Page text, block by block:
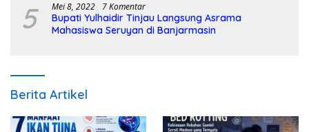
5 Mei 8, 2022 7 Komentar
Bupati Yulhaidir Tinjau Langsung Asrama
Mahasiswa Seruyan di Banjarmasin
Berita Artikel